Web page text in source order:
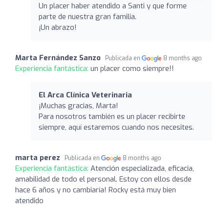
Un placer haber atendido a Santi y que forme
parte de nuestra gran familia.
¡Un abrazo!
Marta Fernández Sanzo Publicada en 8 months ago
Experiencia fantástica: un placer como siempre!!
El Arca Clínica Veterinaria
¡Muchas gracias, Marta!
Para nosotros también es un placer recibirte
siempre, aquí estaremos cuando nos necesites.
marta perez Publicada en 8 months ago
Experiencia fantástica: Atención especializada, eficacia,
amabilidad de todo el personal. Estoy con ellos desde
hace 6 años y no cambiaría! Rocky está muy bien
atendido